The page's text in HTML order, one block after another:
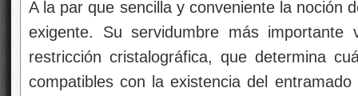
A la par que sencilla y conveniente la noción
exigente. Su servidumbre más
restricción cristalográfica, que determina
compatibles con la existencia del